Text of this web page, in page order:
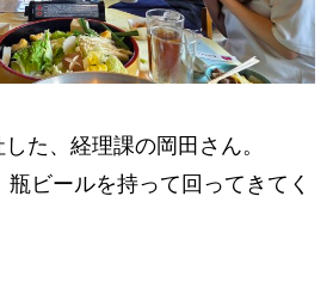
た、経理課の岡田さん。
ビールを持って回ってきてく